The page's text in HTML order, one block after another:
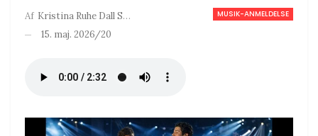
MUSIK-ANMELDELSE
Af Kristina Ruhe Dall Sørensen
15. maj. 2026/20